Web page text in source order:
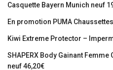
Casquette Bayern Munich neuf
En promotion PUMA
Kiwi Extreme Protector –
SHAPERX Body Gainant
neuf 46,20€